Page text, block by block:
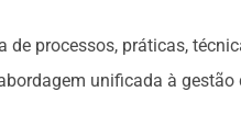
processos, práticas,
unificada à gestão